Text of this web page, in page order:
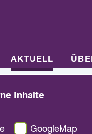
AKTUELL
Inhalte
GoogleMap